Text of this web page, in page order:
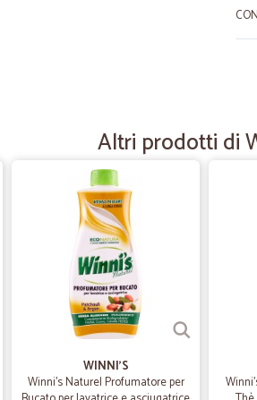
Altri prodotti di
WINNI'S
Winni's Naturel Profumatore per